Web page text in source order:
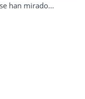
han mirado...